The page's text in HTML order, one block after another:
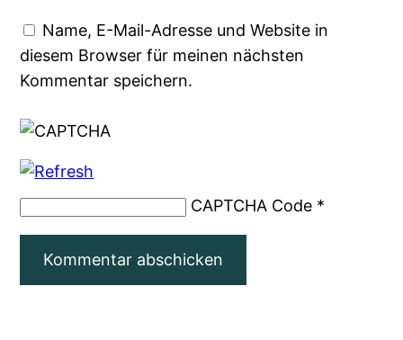
Name, E-Mail-Adresse und Website in
diesem Browser für meinen nächsten
Kommentar speichern.
CAPTCHA Code *